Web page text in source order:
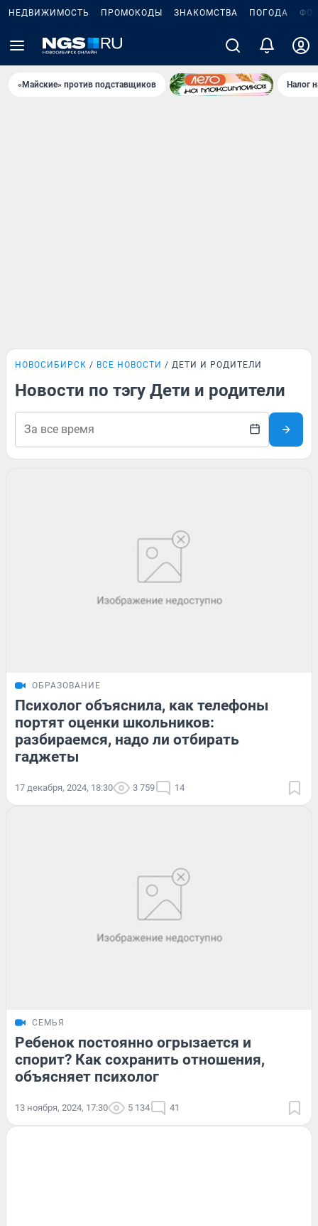
НЕДВИЖИМОСТЬ ПРОМОКОДЫ ЗНАКОМСТВА ПОГОДА
«Майские» против подставщиков Налог
НОВОСИБИРСК ВСЕ НОВОСТИ ДЕТИ И РОДИТЕЛИ
Новости по тэгу Дети и родители
ОБРАЗОВАНИЕ
Психолог объяснила, как телефоны
портят оценки школьников:
разбираемся, надо ли отбирать
гаджеты
17 декабря, 2024, 18:30 3 759 14
СЕМЬЯ
Ребенок постоянно огрызается и
спорит? Как сохранить отношения,
объясняет психолог
13 ноября, 2024, 17:30 5 134 41